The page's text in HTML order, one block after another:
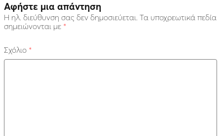
Αφήστε μια απάντηση
Η ηλ. διεύθυνση σας δεν δημοσιεύεται. Τα υποχρεωτικά πεδία
σημειώνονται με *
Σχόλιο *